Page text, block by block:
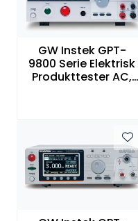
GW Instek GPT-
9800 Serie Elektrisk
Produkttester AC,
Maskinvern &
Tilbehør
Outlet